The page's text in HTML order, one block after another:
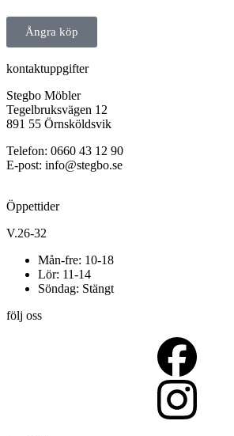
Ångra köp
kontaktuppgifter
Stegbo Möbler
Tegelbruksvägen 12
891 55 Örnsköldsvik
Telefon: 0660 43 12 90
E-post: info@stegbo.se
Öppettider
V.26-32
Mån-fre: 10-18
Lör: 11-14
Söndag: Stängt
följ oss